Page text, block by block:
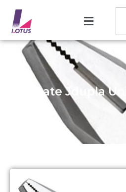
Alicate Jdupla